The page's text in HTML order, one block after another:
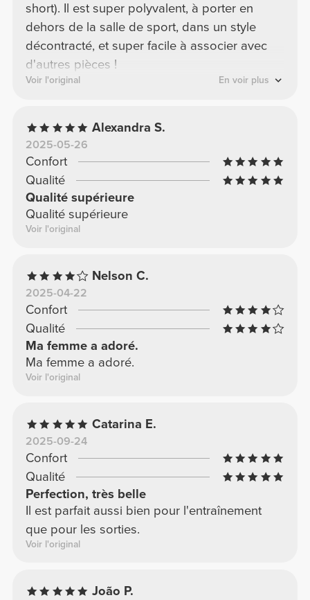
short). Il est super polyvalent, à porter en
dehors de la salle de sport, dans un style
décontracté, et super facile à associer avec
d'autres pièces !
Voir l'original En voir plus
Alexandra S.
2025-05-26
Confort
Qualité
Qualité supérieure
Qualité supérieure
Voir l'original
Nelson C.
2025-04-22
Confort
Qualité
Ma femme a adoré.
Ma femme a adoré.
Voir l'original
Catarina E.
2025-09-24
Confort
Qualité
Perfection, très belle
Il est parfait aussi bien pour l'entraînement
que pour les sorties.
Voir l'original
João P.